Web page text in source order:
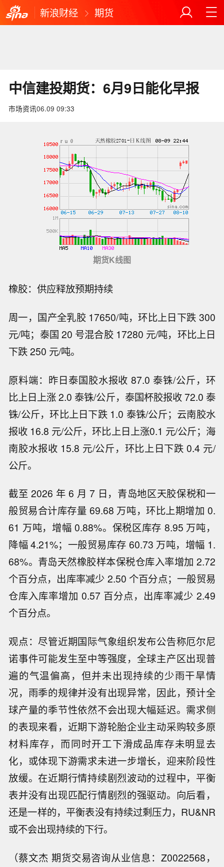
新浪财经 期货
中信建投期货：6月9日能化早报
市场资讯06.09 09:33
期货K线图
橡胶：供应释放预期持续
周一，国产全乳胶 17650/吨，环比上日下跌 300
元/吨；泰国 20 号混合胶 17280 元/吨，环比上日
下跌 250 元/吨。
原料端：昨日泰国胶水报收 87.0 泰铢/公斤，环
比上日上涨 2.0 泰铢/公斤，泰国杯胶报收 72.0 泰
铢/公斤，环比上日下跌 1.0 泰铢/公斤；云南胶水
报收 16.8 元/公斤，环比上日上涨0.1 元/公斤；海
南胶水报收 15.8 元/公斤，环比上日下跌 0.4 元/
公斤。
截至 2026 年 6 月 7 日，青岛地区天胶保税和一
般贸易合计库存量 69.68 万吨，环比上期增加 0.
61 万吨，增幅 0.88%。保税区库存 8.95 万吨，
降幅 4.21%；一般贸易库存 60.73 万吨，增幅 1.
68%。青岛天然橡胶样本保税仓库入率增加 2.72
个百分点，出库率减少 2.50 个百分点；一般贸易
仓库入库率增加 0.57 百分点，出库率减少 2.49
个百分点。
观点：尽管近期国际气象组织发布公告称厄尔尼
诺事件可能发生至中等强度，全球主产区出现普
遍的气温偏高，但并未出现持续的少雨干旱情
况，雨季的规律并没有出现异常，因此，预计全
球产量的季节性依然不会出现大幅延迟。需求侧
的表现来看，近期下游轮胎企业主动采购较多原
材料库存，而同时开工下滑成品库存未明显去
化，或体现下游需求未进一步增长，迎来阶段性
放缓。在近期行情持续剧烈波动的过程中，平衡
表并没有出现匹配行情剧烈的强驱动。向后看，
还是一样的，平衡表没有持续过剩压力，RU&NR
或不会出现持续的下行。
（蔡文杰 期货交易咨询从业信息：Z0022568，